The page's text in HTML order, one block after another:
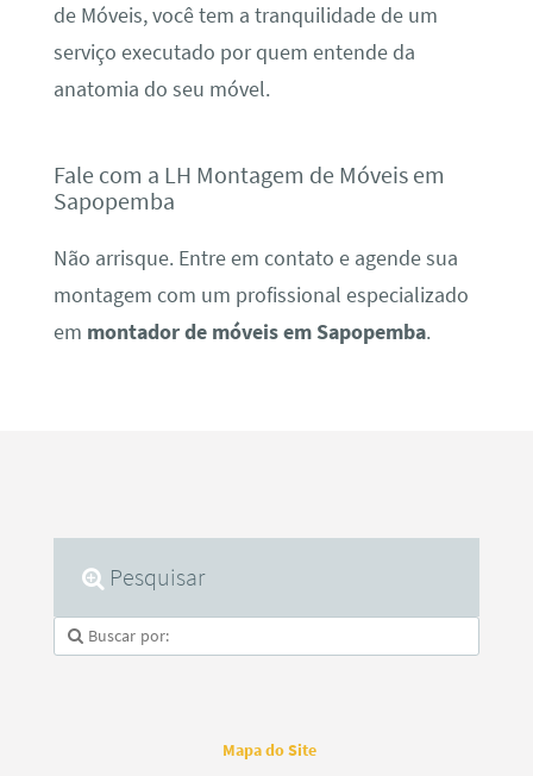
de Móveis, você tem a tranquilidade de um
serviço executado por quem entende da
anatomia do seu móvel.
Fale com a LH Montagem de Móveis em
Sapopemba
Não arrisque. Entre em contato e agende sua
montagem com um profissional especializado
em montador de móveis em Sapopemba.
Pesquisar
Mapa do Site